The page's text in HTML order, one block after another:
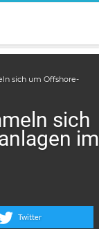
sich um Offshore-
sich
im
Twitter